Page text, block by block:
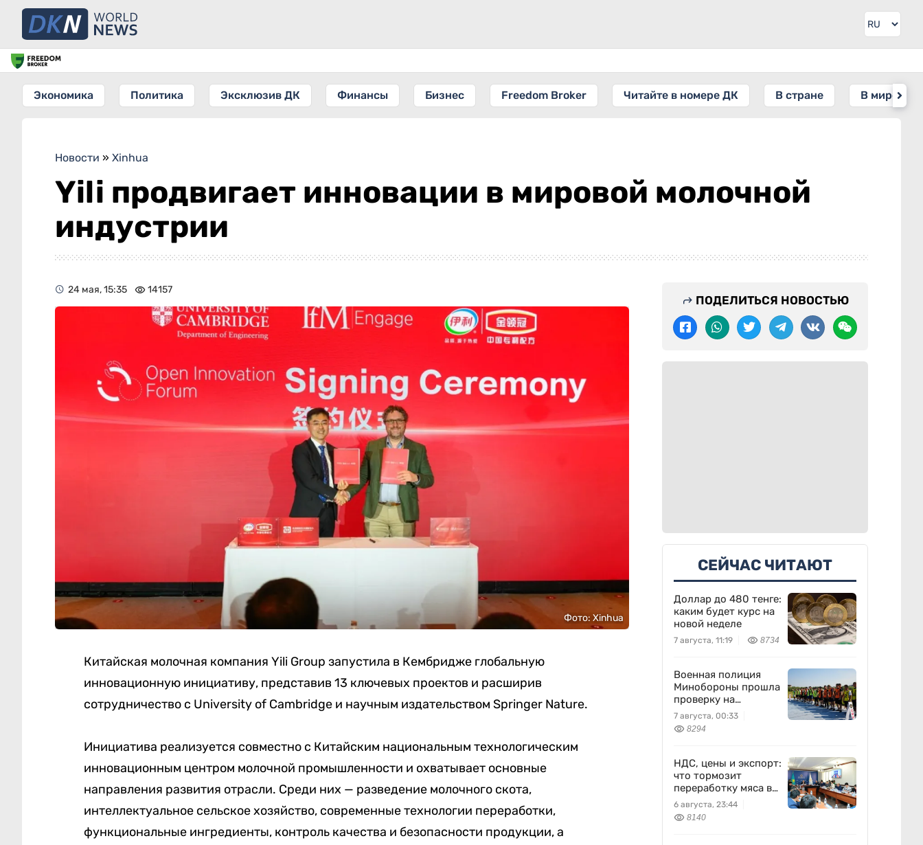
Экономика Политика Эксклюзив ДК Финансы Бизнес Freedom Broker Читайте в номере ДК В стране В мире
Новости » Xinhua
Yili продвигает инновации в мировой молочной
индустрии
24 мая, 15:35 14157
Фото: Xinhua
Китайская молочная компания Yili Group запустила в Кембридже глобальную
инновационную инициативу, представив 13 ключевых проектов и расширив
сотрудничество с University of Cambridge и научным издательством Springer Nature.
Инициатива реализуется совместно с Китайским национальным технологическим
инновационным центром молочной промышленности и охватывает основные
направления развития отрасли. Среди них — разведение молочного скота,
интеллектуальное сельское хозяйство, современные технологии переработки,
функциональные ингредиенты, контроль качества и безопасности продукции, а
ПОДЕЛИТЬСЯ НОВОСТЬЮ
СЕЙЧАС ЧИТАЮТ
Доллар до 480 тенге:
каким будет курс на
новой неделе
7 августа, 11:19 8734
Военная полиция
Минобороны прошла
проверку на
выносливость
7 августа, 00:33
8294
НДС, цены и экспорт:
что тормозит
переработку мяса в
Казахстане
6 августа, 23:44
8140